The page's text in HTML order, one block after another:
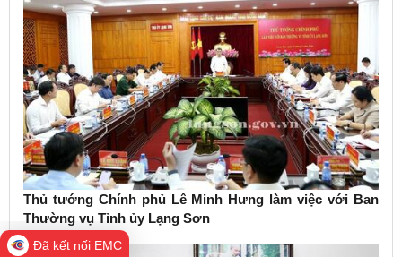
Thủ tướng Chính phủ Lê Minh Hưng làm việc với Ban
Thường vụ Tỉnh ủy Lạng Sơn
Đã kết nối EMC